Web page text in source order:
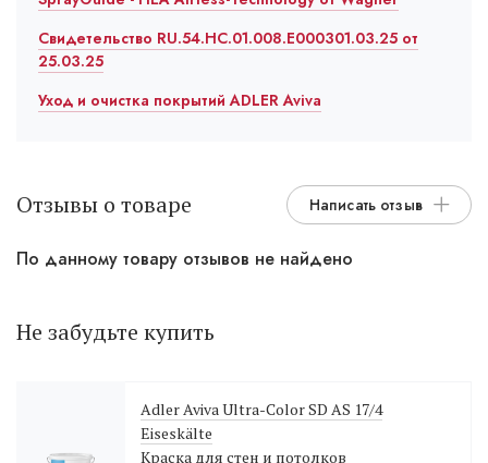
Свидетельство RU.54.HC.01.008.E000301.03.25 от
25.03.25
Уход и очистка покрытий ADLER Aviva
Отзывы о товаре Написать отзыв
По данному товару отзывов не найдено
Не забудьте купить
Adler Aviva Ultra-Color SD AS 17/4
Eiseskälte
Краска для стен и потолков